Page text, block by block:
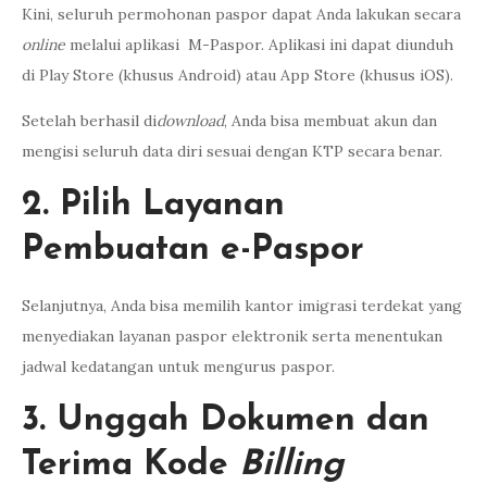
Kini, seluruh permohonan paspor dapat Anda lakukan secara
online melalui aplikasi M-Paspor. Aplikasi ini dapat diunduh
di Play Store (khusus Android) atau App Store (khusus iOS).
Setelah berhasil didownload, Anda bisa membuat akun dan
mengisi seluruh data diri sesuai dengan KTP secara benar.
2. Pilih Layanan
Pembuatan e-Paspor
Selanjutnya, Anda bisa memilih kantor imigrasi terdekat yang
menyediakan layanan paspor elektronik serta menentukan
jadwal kedatangan untuk mengurus paspor.
3. Unggah Dokumen dan
Terima Kode Billing